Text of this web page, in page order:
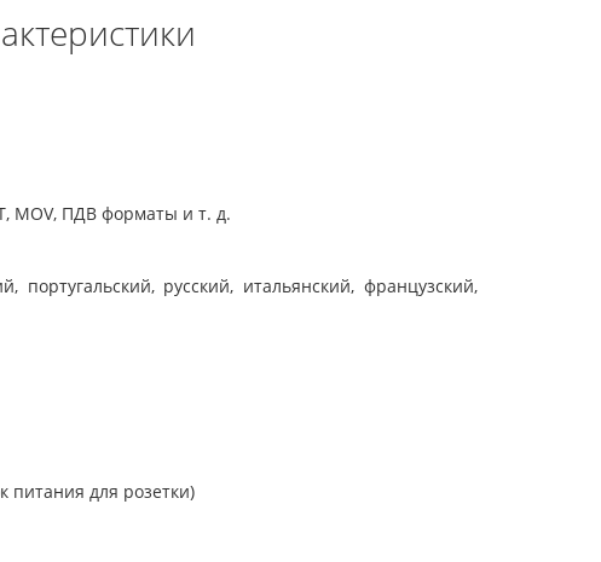
MOV, ПДВ форматы и т. д.
португальский, русский, итальянский, французский,
питания для розетки)